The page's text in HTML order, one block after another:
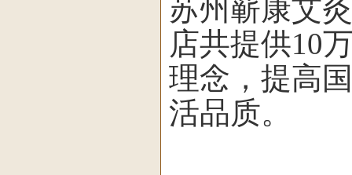
苏州蕲康艾
店共提供10
理念，提高
活品质。